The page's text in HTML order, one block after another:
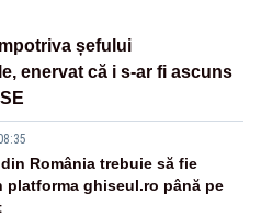
șefului
enervat că i s-ar fi ascuns
România trebuie să fie
platforma ghiseul.ro până pe